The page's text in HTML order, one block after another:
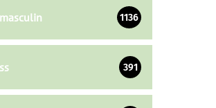
1136
391